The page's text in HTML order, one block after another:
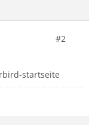
#2
startseite